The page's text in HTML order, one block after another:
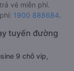
vé miễn phí.
1900 888684.
tuyến đường
9 chỗ vip,